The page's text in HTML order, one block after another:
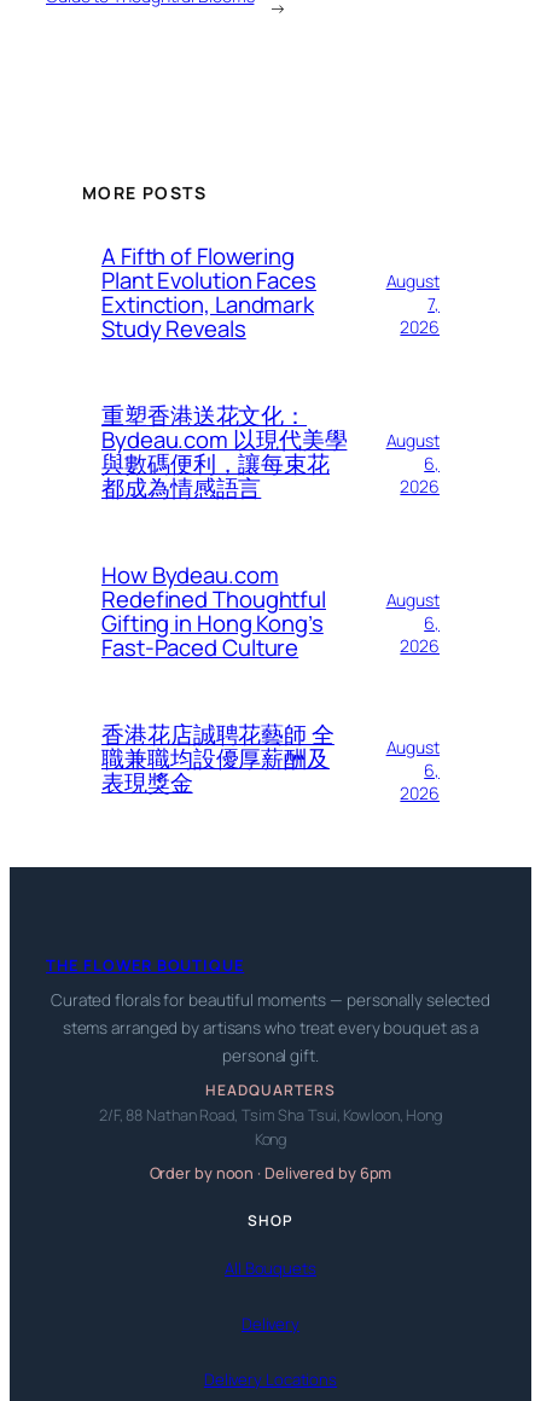
→
MORE POSTS
A Fifth of Flowering
Plant Evolution Faces
Extinction, Landmark
Study Reveals
August
7,
2026
重塑香港送花文化：
Bydeau.com 以現代美學
與數碼便利，讓每束花
都成為情感語言
August
6,
2026
How Bydeau.com
Redefined Thoughtful
Gifting in Hong Kong’s
Fast-Paced Culture
August
6,
2026
香港花店誠聘花藝師 全
職兼職均設優厚薪酬及
表現獎金
August
6,
2026
THE FLOWER BOUTIQUE
Curated florals for beautiful moments — personally selected
stems arranged by artisans who treat every bouquet as a
personal gift.
HEADQUARTERS
2/F, 88 Nathan Road, Tsim Sha Tsui, Kowloon, Hong
Kong
Order by noon · Delivered by 6pm
SHOP
All Bouquets
Delivery
Delivery Locations